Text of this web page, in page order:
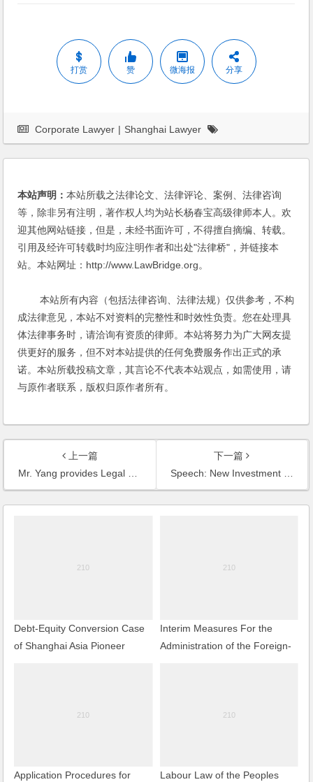
打赏 赞 微海报 分享
Corporate Lawyer | Shanghai Lawyer
本站声明：本站所载之法律论文、法律评论、案例、法律咨询
等，除非另有注明，著作权人均为站长杨春宝高级律师本人。欢
迎其他网站链接，但是，未经书面许可，不得擅自摘编、转载。
引用及经许可转载时均应注明作者和出处"法律桥"，并链接本
站。本站网址：http://www.LawBridge.org。
本站所有内容（包括法律咨询、法律法规）仅供参考，不构
成法律意见，本站不对资料的完整性和时效性负责。您在处理具
体法律事务时，请洽询有资质的律师。本站将努力为广大网友提
供更好的服务，但不对本站提供的任何免费服务作出正式的承
诺。本站所载投稿文章，其言论不代表本站观点，如需使用，请
与原作者联系，版权归原作者所有。
上一篇
Mr. Yang provides Legal Services for Omega Mission Hills Golf World Cup
下一篇
Speech: New Investment Vehicles in China (2007)
Debt-Equity Conversion Case
of Shanghai Asia Pioneer
Interim Measures For the
Administration of the Foreign-
Application Procedures for
Labour Law of the Peoples